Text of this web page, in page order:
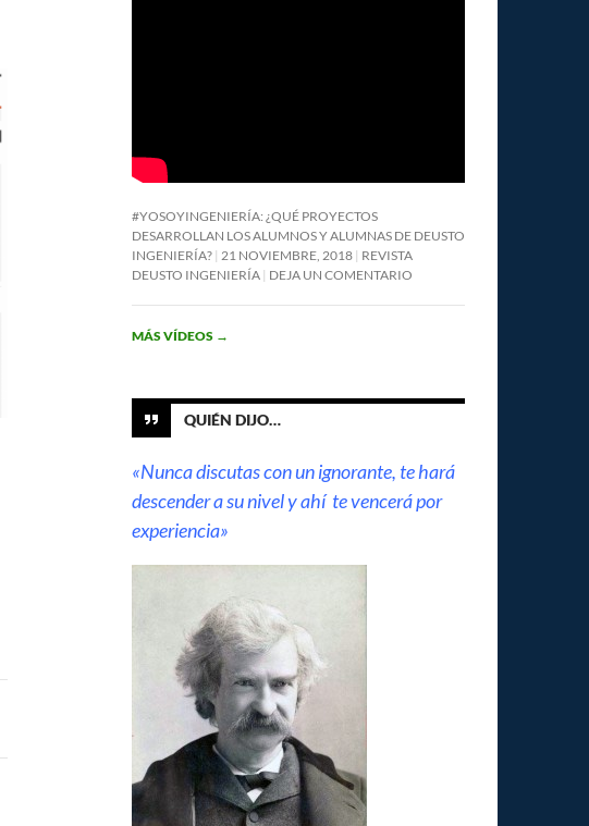
#YOSOYINGENIERÍA: ¿QUÉ PROYECTOS
DESARROLLAN LOS ALUMNOS Y ALUMNAS DE DEUSTO
INGENIERÍA? 21 NOVIEMBRE, 2018 REVISTA
DEUSTO INGENIERÍA DEJA UN COMENTARIO
MÁS VÍDEOS →
QUIÉN DIJO…
«Nunca discutas con un ignorante, te hará
descender a su nivel y ahí te vencerá por
experiencia»